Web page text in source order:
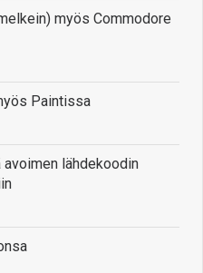
myös Commodore
Paintissa
avoimen lähdekoodin